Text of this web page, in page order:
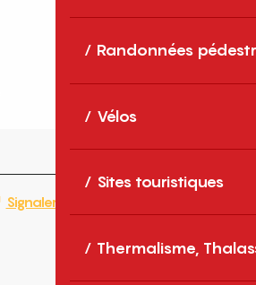
Randonnées
Vélos
Sites touristiques
Thermalisme,
Signaler une erreur